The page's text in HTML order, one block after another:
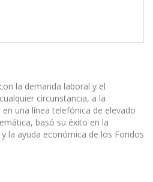
la demanda laboral y el
circunstancia, a la
una línea telefónica de elevado
basó su éxito en la
la ayuda económica de los Fondos